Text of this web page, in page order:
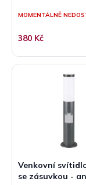
MOMENTÁLNĚ
380 Kč
Venkovní
se zásuvkou -